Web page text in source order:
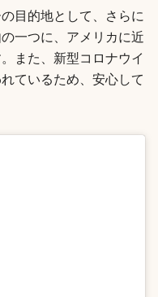
目的地として、さらに
一つに、アメリカに近
また、新型コロナウイ
ているため、安心して